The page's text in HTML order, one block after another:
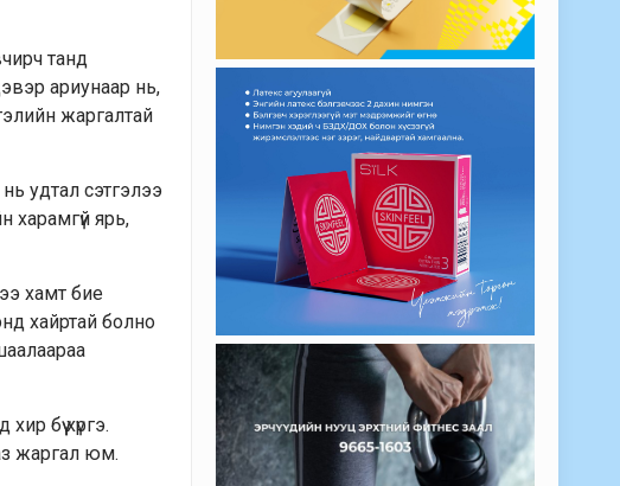
танд
ариунаар нь,
жаргалтай
удтал сэтгэлээ
харамгүй ярь,
хамт бие
хайртай болно
бүү хүргэ.
жаргал юм.